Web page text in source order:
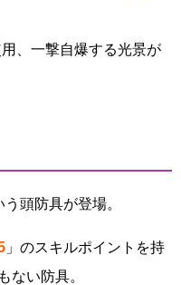
、一撃自爆する光景が
う頭防具が登場。
」のスキルポイントを持
ない防具。